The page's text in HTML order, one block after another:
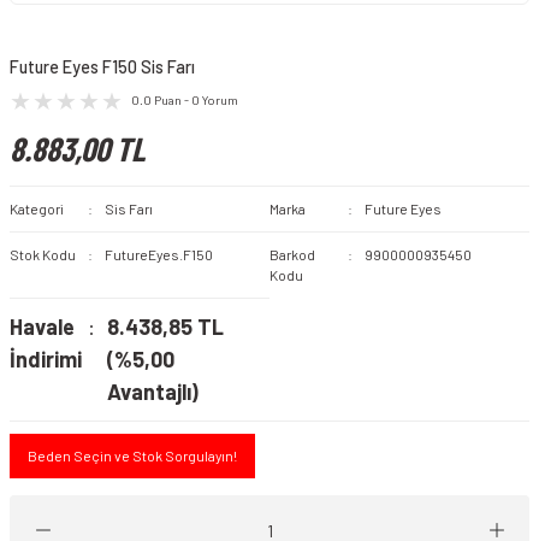
Future Eyes F150 Sis Farı
0.0 Puan - 0 Yorum
8.883,00 TL
Kategori Sis Farı Marka Future Eyes
Stok Kodu FutureEyes.F150
Barkod
Kodu
9900000935450
Havale
İndirimi
8.438,85 TL
(%5,00
Avantajlı)
Beden Seçin ve Stok Sorgulayın!